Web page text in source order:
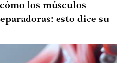
los músculos
esto dice su